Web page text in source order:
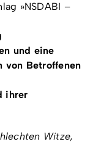
»NSDABI –
und eine
von Betroffenen
ihrer
Witze,